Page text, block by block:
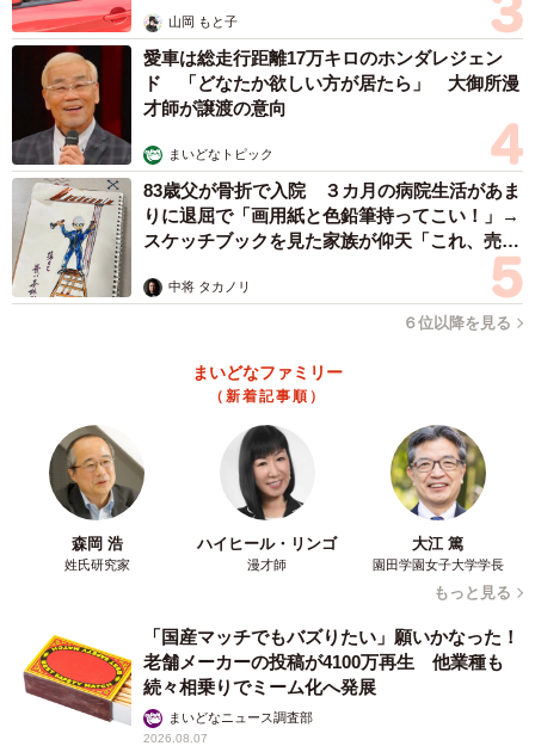
山岡 もと子
愛車は総走行距離17万キロのホンダレジェン
ド 「どなたか欲しい方が居たら」 大御所漫
才師が譲渡の意向
まいどなトピック
83歳父が骨折で入院 ３カ月の病院生活があま
りに退屈で「画用紙と色鉛筆持ってこい！」→
スケッチブックを見た家族が仰天「これ、売れ
中将 タカノリ
６位以降を見る
まいどなファミリー
（新着記事順）
森岡 浩
姓氏研究家
ハイヒール・リンゴ
漫才師
大江 篤
園田学園女子大学学長
もっと見る
「国産マッチでもバズりたい」願いかなった！
老舗メーカーの投稿が4100万再生 他業種も
続々相乗りでミーム化へ発展
まいどなニュース調査部
2026.08.07